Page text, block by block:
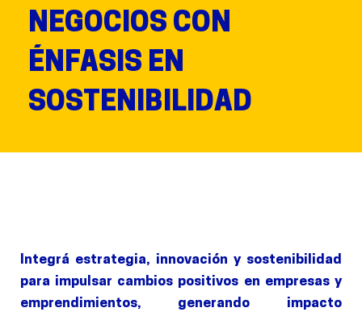
NEGOCIOS CON
ÉNFASIS EN
SOSTENIBILIDAD
ntegrá estrategia, innovación y sostenibilidad
para impulsar cambios positivos en empresas y
emprendimientos, generando impacto